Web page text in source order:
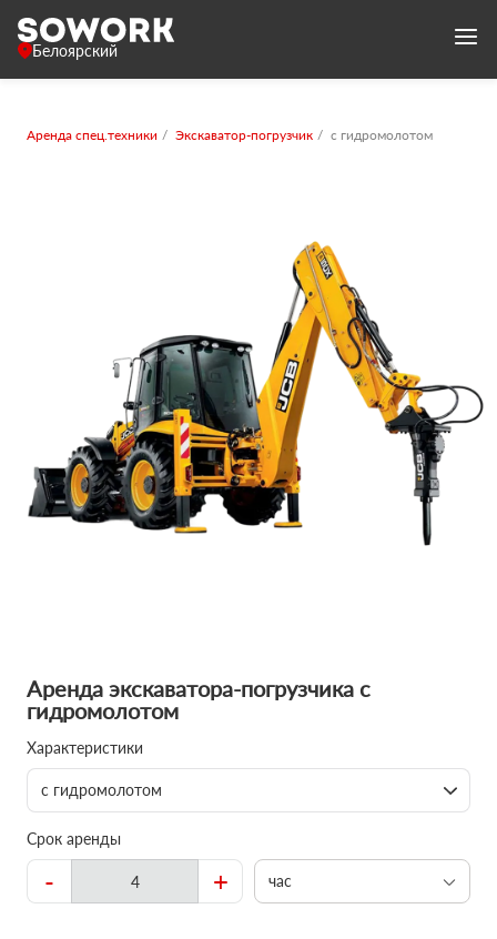
Белоярский
Аренда спец.техники Экскаватор-погрузчик с гидромолотом
Аренда экскаватора-погрузчика с
гидромолотом
Характеристики
с гидромолотом
Срок аренды
- + час